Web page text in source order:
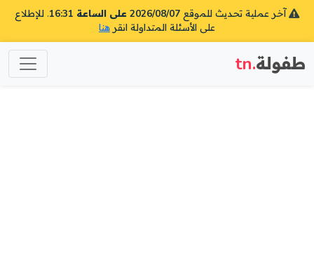
آخر عملية تحديث للموقع 2026/08/07 على الساعة 16:31
. للإطلاع
على الأسئلة المتداولة انقر هنا
طفولة.tn